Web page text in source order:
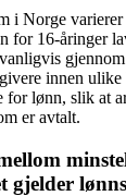
i Norge
for 16-åringer
innen
for lønn, slik at
er avtalt.